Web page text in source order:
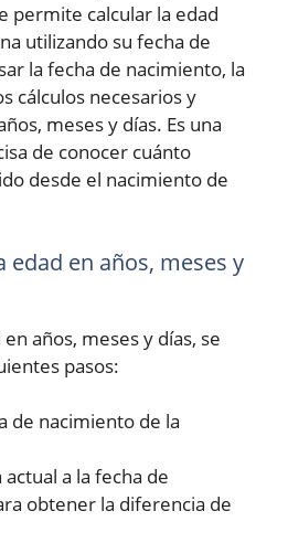
permite calcular la edad
utilizando su fecha de
la fecha de nacimiento, la
cálculos necesarios y
meses y días. Es una
de conocer cuánto
desde el nacimiento de
edad en años, meses y
años, meses y días, se
pasos:
de nacimiento de la
actual a la fecha de
obtener la diferencia de